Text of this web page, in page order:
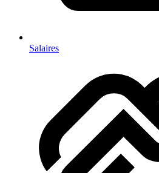
Salaires